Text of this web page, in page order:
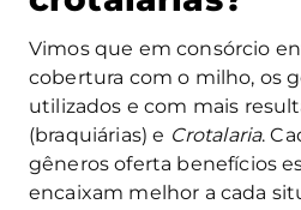
Vimos que em consórcio
cobertura com o milho, os
utilizados e com mais
(braquiárias) e Crotalaria.
gêneros oferta benefícios
encaixam melhor a cada